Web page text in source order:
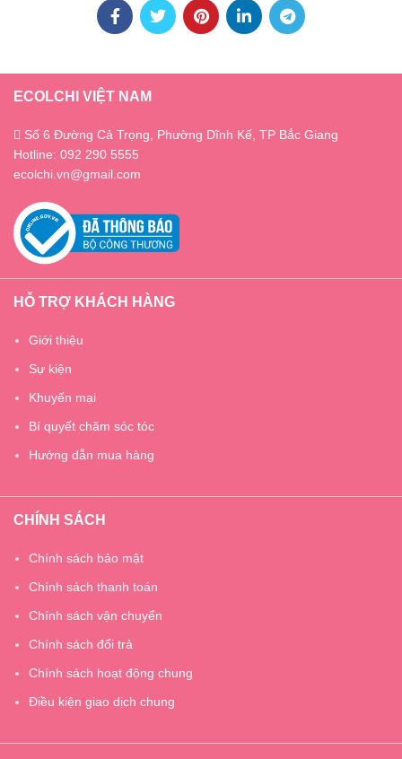
ECOLCHI VIỆT NAM
Số 6 Đường Cả Trọng, Phường Dĩnh Kế, TP Bắc Giang
Hotline: 092 290 5555
ecolchi.vn@gmail.com
HỖ TRỢ KHÁCH HÀNG
Giới thiệu
Sự kiện
Khuyến mại
Bí quyết chăm sóc tóc
Hướng dẫn mua hàng
CHÍNH SÁCH
Chính sách bảo mật
Chính sách thanh toán
Chính sách vận chuyển
Chính sách đổi trả
Chính sách hoạt động chung
Điều kiện giao dịch chung